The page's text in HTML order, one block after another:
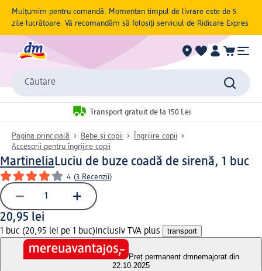
Mulțumim pentru comandă. Momentan timpul de livrare este de 5
zile lucrătoare. Vă recomandăm să folosiți serviciul de Ridicare Expres
Căutare
Transport gratuit de la 150 Lei
Pagina principală Bebe și copii
Îngrijire copii
Accesorii pentru îngrijire copii
MartineliaLuciu de buze coadă de sirenă, 1 buc
4 (3 Recenzii)
20,95 lei
1 buc (20,95 lei pe 1 buc) Inclusiv TVA plus transport
Preț permanent dmnemajorat din
22.10.2025